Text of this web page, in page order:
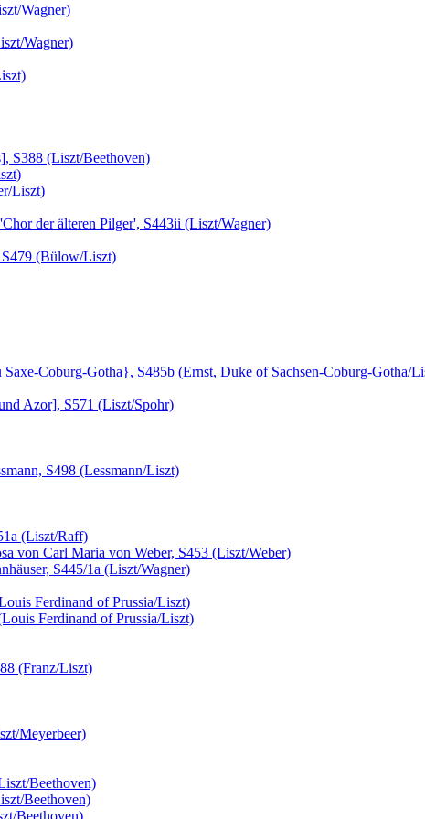
Wagner)
Wagner)
S388 (Liszt/Beethoven)
Liszt)
der älteren Pilger', S443ii (Liszt/Wagner)
S479 (Bülow/Liszt)
Coburg-Gotha}, S485b (Ernst, Duke of Sachsen-Coburg-Gotha/
Azor], S571 (Liszt/Spohr)
S498 (Lessmann/Liszt)
(Liszt/Raff)
von Carl Maria von Weber, S453 (Liszt/Weber)
S445/1a (Liszt/Wagner)
Ferdinand of Prussia/Liszt)
Ferdinand of Prussia/Liszt)
(Franz/Liszt)
Meyerbeer)
Beethoven)
Beethoven)
Beethoven)